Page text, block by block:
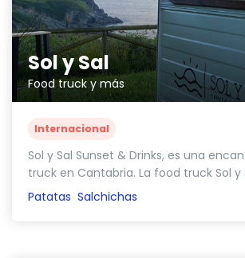
Sol y Sal
Food truck y más
Internacional
Sol y Sal Sunset & Drinks, es una
truck en Cantabria. La food truck Sol y
Patatas Salchichas